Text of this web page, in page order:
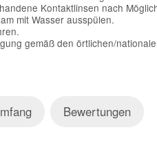
Kontaktlinsen nach
mit Wasser ausspülen.
gemäß den örtlichen/
Bewertungen